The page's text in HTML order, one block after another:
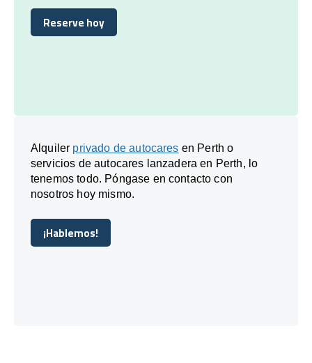
Reserve hoy
Reserve hoy
Alquiler privado de autocares en Perth o
servicios de autocares lanzadera en Perth, lo
tenemos todo. Póngase en contacto con
nosotros hoy mismo.
¡Hablemos!
¡Hablemos!